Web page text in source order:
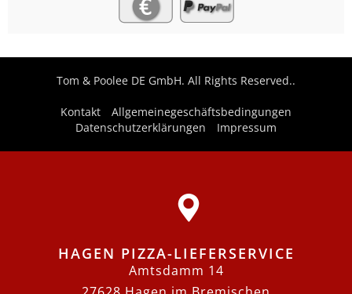
Tom & Poolee DE GmbH. All Rights Reserved..
Kontakt
Allgemeinegeschäftsbedingungen
Datenschutzerklärungen
Impressum
HAGEN PIZZA-LIEFERSERVICE
Amtsdamm 14